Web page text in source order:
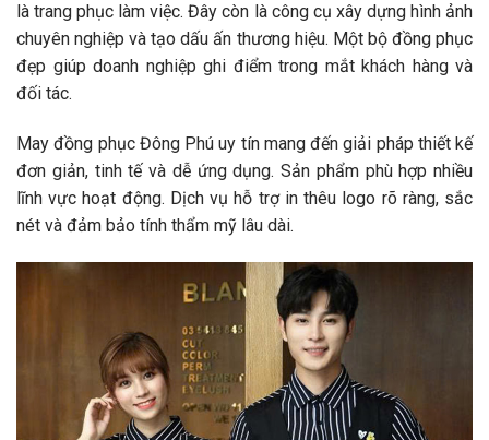
là trang phục làm việc. Đây còn là công cụ xây dựng hình ảnh
chuyên nghiệp và tạo dấu ấn thương hiệu. Một bộ đồng phục
đẹp giúp doanh nghiệp ghi điểm trong mắt khách hàng và
đối tác.
May đồng phục Đông Phú uy tín mang đến giải pháp thiết kế
đơn giản, tinh tế và dễ ứng dụng. Sản phẩm phù hợp nhiều
lĩnh vực hoạt động. Dịch vụ hỗ trợ in thêu logo rõ ràng, sắc
nét và đảm bảo tính thẩm mỹ lâu dài.